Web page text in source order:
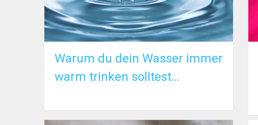
Warum du dein Wasser immer
warm trinken solltest…